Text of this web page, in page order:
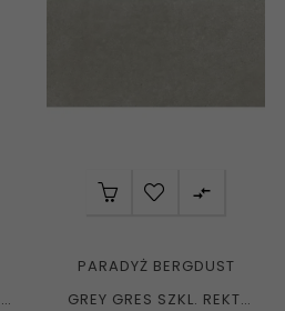

PARADYŻ BERGDUST
GREY GRES SZKL. REKT.